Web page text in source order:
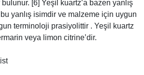
bulunur. [6] Yeşil kuartz’a bazen yanlış
yanlış isimdir ve malzeme için uygun
terminoloji prasiyolittir . Yeşil kuartz
veya limon citrine’dir.